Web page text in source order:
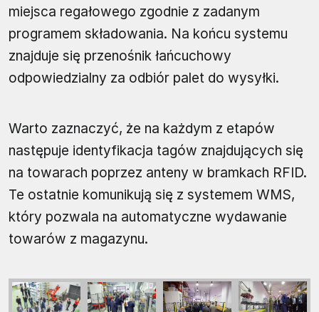
miejsca regałowego zgodnie z zadanym
programem składowania. Na końcu systemu
znajduje się przenośnik łańcuchowy
odpowiedzialny za odbiór palet do wysyłki.
Warto zaznaczyć, że na każdym z etapów
następuje identyfikacja tagów znajdujących się
na towarach poprzez anteny w bramkach RFID.
Te ostatnie komunikują się z systemem WMS,
który pozwala na automatyczne wydawanie
towarów z magazynu.